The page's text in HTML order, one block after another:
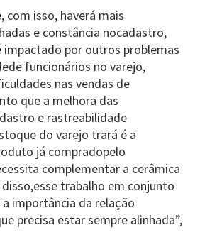
com isso, haverá mais
e constância nocadastro,
impactado por outros problemas
funcionários no varejo,
nas vendas de
que a melhora das
e rastreabilidade
do varejo trará é a
já compradopelo
complementar a cerâmica
disso,esse trabalho em conjunto
importância da relação
precisa estar sempre alinhada”,